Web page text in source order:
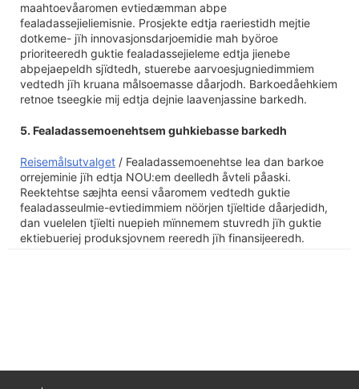
maahtoevåaromen evtiedæmman abpe
fealadassejieliemisnie. Prosjekte edtja raeriestidh mejtie
dotkeme- jïh innovasjonsdarjoemidie mah byöroe
prioriteeredh guktie fealadassejieleme edtja jienebe
abpejaepeldh sjïdtedh, stuerebe aarvoesjugniedimmiem
vedtedh jïh kruana målsoemasse dåarjodh. Barkoedåehkiem
retnoe tseegkie mij edtja dejnie laavenjassine barkedh.
5. Fealadassemoenehtsem guhkiebasse barkedh
Reisemålsutvalget / Fealadassemoenehtse lea dan barkoe
orrejeminie jïh edtja NOU:em deelledh åvteli påaski.
Reektehtse sæjhta eensi våaromem vedtedh guktie
fealadasseulmie-evtiedimmiem nöörjen tjïeltide dåarjedidh,
dan vuelelen tjïelti nuepieh mïnnemem stuvredh jïh guktie
ektiebueriej produksjovnem reeredh jïh finansijeeredh.